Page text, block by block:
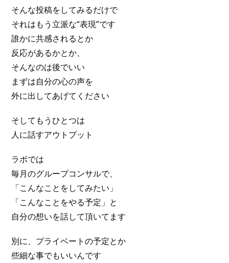
そんな投稿をしてみるだけで
それはもう立派な“表現”です
誰かに共感されるとか
反応があるかとか、
そんなのは後でいい
まずは自分の心の声を
外に出してあげてください
そしてもうひとつは
人に話すアウトプット
ラボでは
毎月のグループコンサルで、
「こんなことをしてみたい」
「こんなことをやる予定」と
自分の想いを話して頂いてます
別に、プライベートの予定とか
些細な事でもいいんです